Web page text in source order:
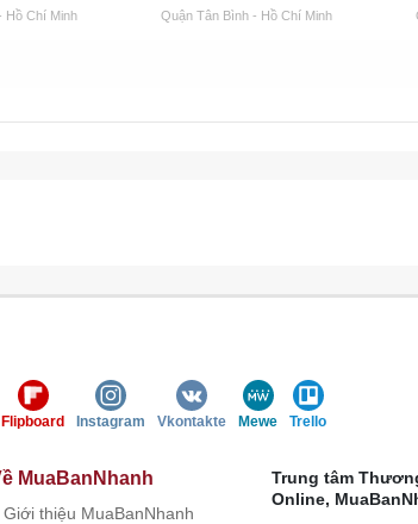
Hồ Chí Minh Quận Tân Bình - Hồ Chí Minh
Flipboard Instagram Vkontakte Mewe Trello
MuaBanNhanh
Giới thiệu MuaBanNhanh
Trung tâm
Online,